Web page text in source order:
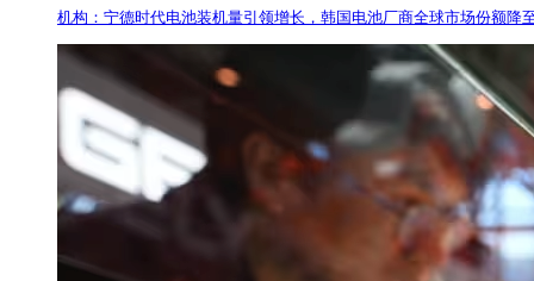
机构：宁德时代电池装机量引领增长，韩国电池厂商全球市场份额降